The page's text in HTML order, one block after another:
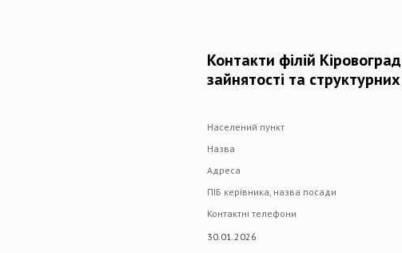
Контакти філій
зайнятості та
Населений пункт
Назва
Адреса
ПІБ керівника, назва посади
Контактні телефони
30.01.2026